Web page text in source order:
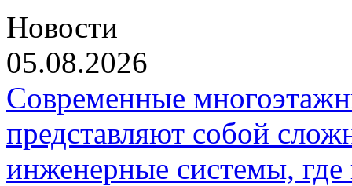
Новости
05.08.2026
Современные
представляют собой
инженерные системы,